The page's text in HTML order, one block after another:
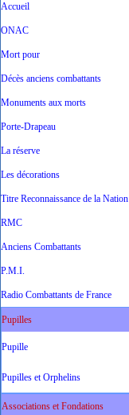
Accueil
ONAC
Mort pour
Décès anciens combattants
Monuments aux morts
Porte-Drapeau
La réserve
Les décorations
Titre Reconnaissance de la Nation
RMC
Anciens Combattants
P.M.I.
Radio Combattants de France
Pupilles
Pupille
Pupilles et Orphelins
Associations et Fondations